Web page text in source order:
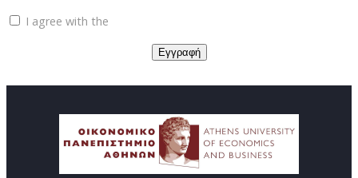
I agree with the